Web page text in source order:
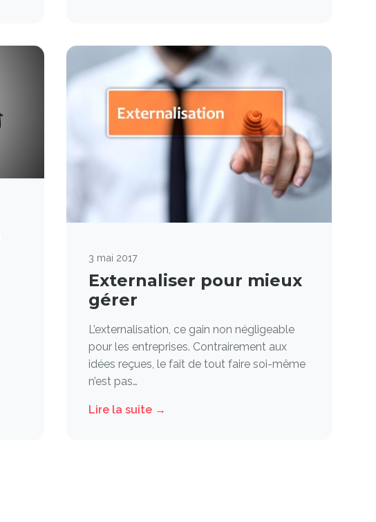
3 mai 2017
Externaliser pour mieux
gérer
L’externalisation, ce gain non négligeable
pour les entreprises. Contrairement aux
idées reçues, le fait de tout faire soi-même
n’est pas…
Lire la suite →